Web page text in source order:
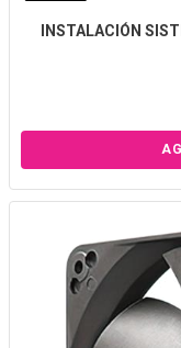
INSTALACIÓN